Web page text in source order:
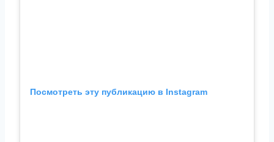
Посмотреть эту публикацию в Instagram